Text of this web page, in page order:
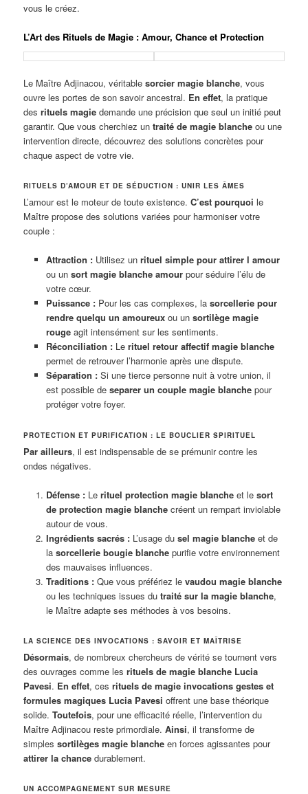
vous le créez.
L’Art des Rituels de Magie : Amour, Chance et Protection
Le Maître Adjinacou, véritablesorcier magie blanche, vous
ouvre les portes de son savoir ancestral. En effet, la pratique
desrituels magie demande une précision que seul un initié peut
garantir. Que vous cherchiez untraité de magie blanche ou une
intervention directe, découvrez des solutions concrètes pour
chaque aspect de votre vie.
RITUELS D’AMOUR ET DE SÉDUCTION : UNIR LES ÂMES
L’amour est le moteur de toute existence.C’est pourquoi le
Maître propose des solutions variées pour harmoniser votre
couple :
Attraction :Utilisez un rituel simple pour attirer l amour
ou un sort magie blanche amourpour séduire l’élu de
votre cœur.
Puissance :Pour les cas complexes, la sorcellerie pour
rendre quelqu un amoureuxou un sortilège magie
rougeagit intensément sur les sentiments.
Réconciliation :Le rituel retour affectif magie blanche
permet de retrouver l’harmonie après une dispute.
Séparation :Si une tierce personne nuit à votre union, il
est possible de separer un couple magie blanchepour
protéger votre foyer.
PROTECTION ET PURIFICATION : LE BOUCLIER SPIRITUEL
Par ailleurs, il est indispensable de se prémunir contre les
ondes négatives.
Défense :Le rituel protection magie blancheet le sort
de protection magie blanchecréent un rempart inviolable
autour de vous.
Ingrédients sacrés :L’usage du sel magie blancheet de
la sorcellerie bougie blanchepurifie votre environnement
des mauvaises influences.
Traditions :Que vous préfériez le vaudou magie blanche
ou les techniques issues du traité sur la magie blanche,
le Maître adapte ses méthodes à vos besoins.
LA SCIENCE DES INVOCATIONS : SAVOIR ET MAÎTRISE
Désormais, de nombreux chercheurs de vérité se tournent vers
des ouvrages comme lesrituels de magie blanche Lucia
Pavesi. En effet, cesrituels de magie invocations gestes et
formules magiques Lucia Pavesi offrent une base théorique
solide.Toutefois, pour une efficacité réelle, l’intervention du
Maître Adjinacou reste primordiale.Ainsi, il transforme de
simplessortilèges magie blanche en forces agissantes pour
attirer la chance durablement.
UN ACCOMPAGNEMENT SUR MESURE